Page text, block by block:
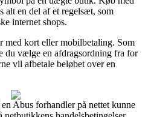
alt en del af et regelsæt, som
internet shops.
med kort eller mobilbetaling. Som
du vælge en afdragsordning fra for
vil afbetale beløbet over en
Abus forhandler på nettet kunne